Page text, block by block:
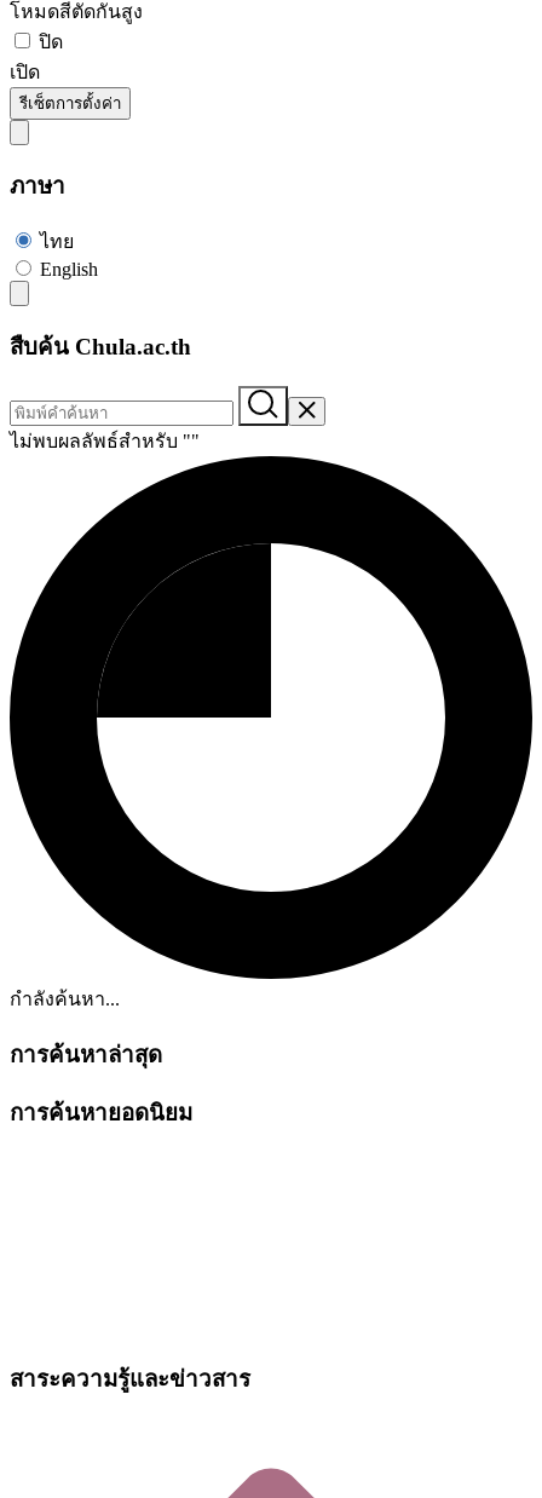
โหมดสีตัดกันสูง
ปิด
เปิด
รีเซ็ตการตั้งค่า
ภาษา
ไทย
English
สืบค้น Chula.ac.th
ไม่พบผลลัพธ์สำหรับ ""
กำลังค้นหา...
การค้นหาล่าสุด
การค้นหายอดนิยม
สาระความรู้และข่าวสาร